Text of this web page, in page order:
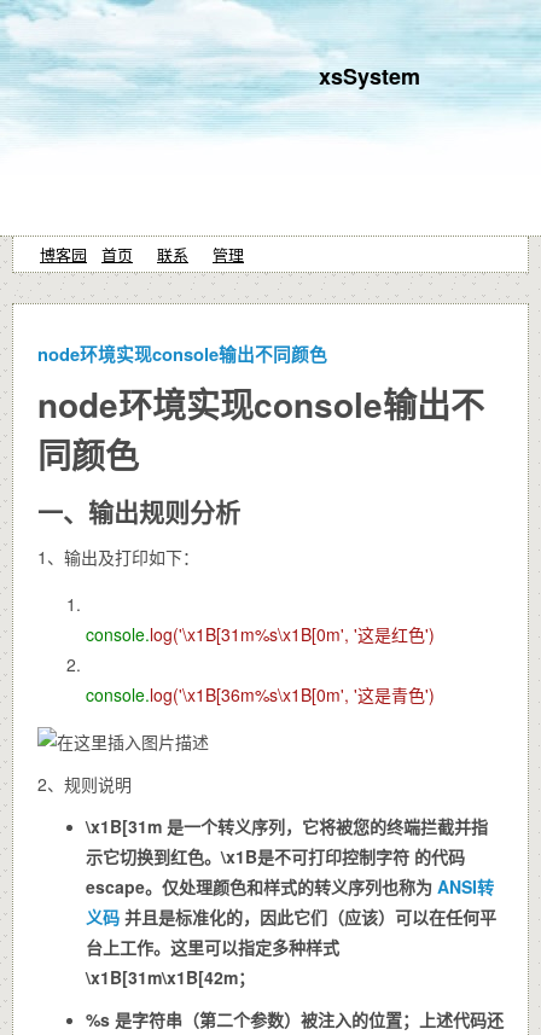
xsSystem
博客园 首页 联系 管理
node环境实现console输出不同颜色
node环境实现console输出不
同颜色
一、输出规则分析
1、输出及打印如下：
console.log('\x1B[31m%s\x1B[0m', '这是红色')
console.log('\x1B[36m%s\x1B[0m', '这是青色')
2、规则说明
\x1B[31m 是一个转义序列，它将被您的终端拦截并指
示它切换到红色。\x1B是不可打印控制字符 的代码
escape。仅处理颜色和样式的转义序列也称为 ANSI转
义码 并且是标准化的，因此它们（应该）可以在任何平
台上工作。这里可以指定多种样式
\x1B[31m\x1B[42m；
%s 是字符串（第二个参数）被注入的位置；上述代码还